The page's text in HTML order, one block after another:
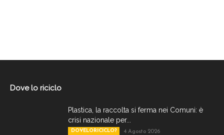
Dove lo riciclo
Plastica, la raccolta si ferma nei Comuni: è
crisi nazionale per...
DOVELORICICLO? 4 Agosto 2026